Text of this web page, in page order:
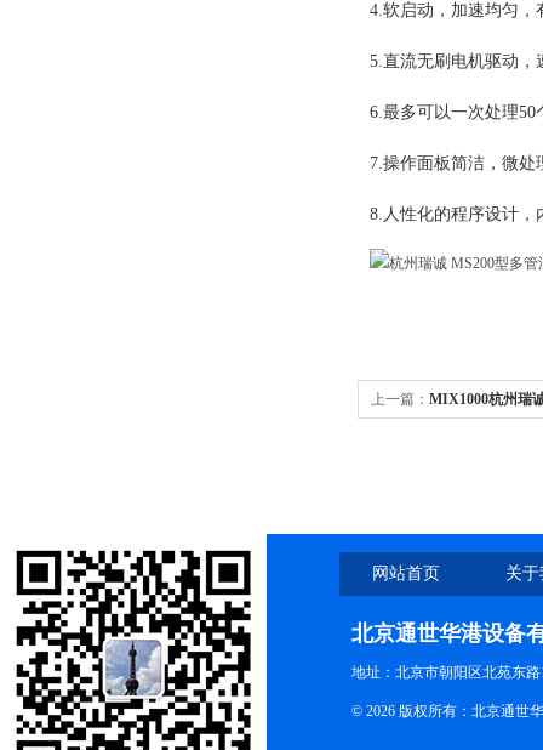
4.软启动，加速均匀，
5.直流无刷电机驱动，
6.最多可以一次处理
7.操作面板简洁，微
8.人性化的程序设计，
上一篇： MIX1000杭州瑞
网站首页 关
北京通世华港设备
地址：北京市朝阳区北苑东路
© 2026 版权所有：北京通世